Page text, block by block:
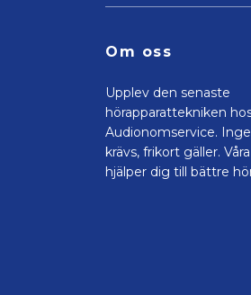
Om oss
Upplev den senaste
hörapparattekniken
Audionomservice.
krävs, frikort gäller.
hjälper dig till bättre